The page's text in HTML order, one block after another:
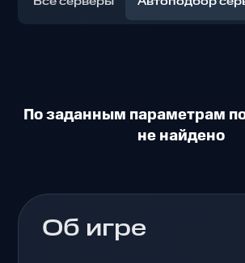
По заданным параметрам
не найдено
Об игре